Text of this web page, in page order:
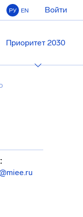
РУ EN Войти
Приоритет 2030